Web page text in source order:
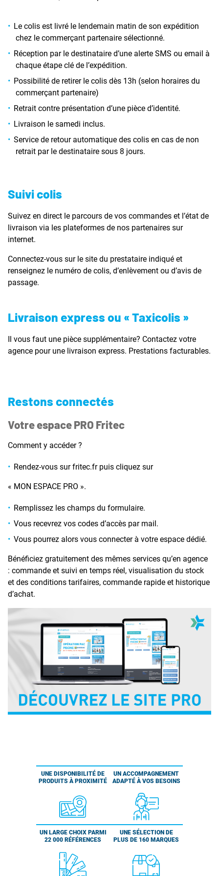
Le colis est livré le lendemain matin de son expédition
chez le commerçant partenaire sélectionné.
Réception par le destinataire d’une alerte SMS ou email à
chaque étape clé de l’expédition.
Possibilité de retirer le colis dès 13h (selon horaires du
commerçant partenaire)
Retrait contre présentation d’une pièce d’identité.
Livraison le samedi inclus.
Service de retour automatique des colis en cas de non
retrait par le destinataire sous 8 jours.
Suivi colis
Suivez en direct le parcours de vos commandes et l’état de
livraison via les plateformes de nos partenaires sur
internet.
Connectez-vous sur le site du prestataire indiqué et
renseignez le numéro de colis, d’enlèvement ou d’avis de
passage.
Livraison express ou « Taxicolis »
Il vous faut une pièce supplémentaire? Contactez votre
agence pour une livraison express. Prestations facturables.
Restons connectés
Votre espace PRO Fritec
Comment y accéder ?
Rendez-vous sur fritec.fr puis cliquez sur
« MON ESPACE PRO ».
Remplissez les champs du formulaire.
Vous recevrez vos codes d’accès par mail.
Vous pourrez alors vous connecter à votre espace dédié.
Bénéficiez gratuitement des mêmes services qu’en agence
: commande et suivi en temps réel, visualisation du stock
et des conditions tarifaires, commande rapide et historique
d’achat.
UNE DISPONIBILITÉ DE
PRODUITS À PROXIMITÉ
UN ACCOMPAGNEMENT
ADAPTÉ À VOS BESOINS
UN LARGE CHOIX PARMI
22 000 RÉFÉRENCES
UNE SÉLECTION DE
PLUS DE 160 MARQUES